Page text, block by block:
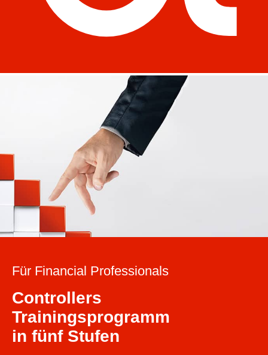
Für Financial Professionals
Controllers
Trainingsprogramm
in fünf Stufen